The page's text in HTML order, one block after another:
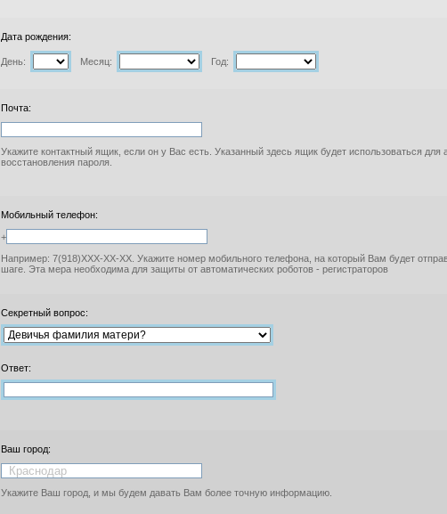
Дата рождения:
День: Месяц: Год:
Почта:
Укажите контактный ящик, если он у Вас есть. Указанный здесь ящик будет использоваться
восстановления пароля.
Мобильный телефон:
+
Например: 7(918)XXX-XX-XX. Укажите номер мобильного телефона, на который Вам будет
шаге. Эта мера необходима для защиты от автоматических роботов - регистраторов
Секретный вопрос:
Ответ:
Ваш город:
Укажите Ваш город, и мы будем давать Вам более точную информацию.